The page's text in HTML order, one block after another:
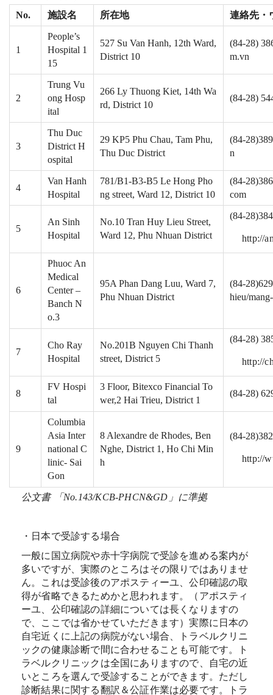
No.
施設名 所在地 連絡先・
1
People’s
Hospital 1
15
527 Su Van Hanh, 12th Ward,
District 10
(84-28)
m.vn
2
Trung Vu
ong Hosp
ital
266 Ly Thuong Kiet, 14th Wa
rd, District 10
(84-28)
3
Thu Duc
District H
ospital
29 KP5 Phu Chau, Tam Phu,
Thu Duc District
(84-
n
4
Van Hanh
Hospital
781/B1-B3-B5 Le Hong Pho
ng street, Ward 12, District 10
(84-
com
5
An Sinh
Hospital
No.10 Tran Huy Lieu Street,
Ward 12, Phu Nhuan District
(84-
http://
6
Phuoc An
Medical
Center –
Banch N
o.3
95A Phan Dang Luu, Ward 7,
Phu Nhuan District
(84-
hieu/
7
Cho Ray
Hospital
No.201B Nguyen Chi Thanh
street, District 5
(84-28)
http://
8
FV Hospi
tal
3 Floor, Bitexco Financial To
wer,2 Hai Trieu, District 1
(84-28)
9
Columbia
Asia Inter
national C
linic- Sai
Gon
8 Alexandre de Rhodes, Ben
Nghe, District 1, Ho Chi Min
h
(84-
http://
公文書 「No.143/KCB-PHCN&GD 」に準拠
・日本で受診する場合
一般に国立病院や赤十字病院で受診を進める案内が
多いですが、実際のところはその限りではありませ
ん。これは受診後のアポスティーユ、公印確認の取
得が省略できるためかと思われます。（アポスティ
ーユ、公印確認の詳細については長くなりますの
で、ここでは省かせていただきます）実際に日本の
自宅近くに上記の病院がない場合、トラベルクリニ
ックの健康診断で間に合わせることも可能です。ト
ラベルクリニックは全国にありますので、自宅の近
いところを選んで受診することができます。ただし
診断結果に関する翻訳＆公証作業は必要です。トラ